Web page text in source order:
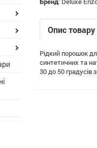
Опис товару
Рідкий порошок
синтетичних та
30 до 50 градусів